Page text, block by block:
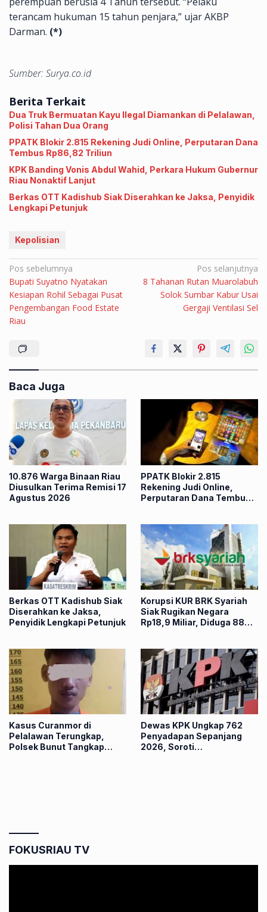
terancam hukuman 15 tahun penjara,” ujar AKBP
Darman. (*)
Sumber: Surya.co.id
Berita Terkait
Dua Truk Bermuatan Kayu Ilegal Diamankan di Pelalawan,
Polisi Tahan Dua Orang
PPATK Blokir 2.815 Rekening Judi Online, Perputaran Dana
Tembus Rp86,82 Triliun
KPK Banding Vonis Abdul Wahid, Perkara Hukum Gubernur
Riau Nonaktif Lanjut
Berkas OTT Kadishub Siak Diserahkan ke Jaksa, Penyidik
Lengkapi Petunjuk
Kepolisian
Navigasi
pos
Pos sebelumnya
Bupati Suyatno Nyatakan
Kesiapan Rohil Sebagai Pusat
Pengembangan Food Estate
Riau
Pos selanjutnya
8 Tahanan Rutan Muarolabuh
Solok Sumbar Kabur Usai
Gergaji Ventilasi Sel
Baca Juga
10.876 Warga Binaan Riau
Diusulkan Terima Remisi 17
Agustus 2026
PPATK Blokir 2.815
Rekening Judi Online,
Perputaran Dana Tembus
Berkas OTT Kadishub Siak
Diserahkan ke Jaksa,
Penyidik Lengkapi Petunjuk
Korupsi KUR BRK Syariah
Siak Rugikan Negara
Rp18,9 Miliar, Diduga 88
Kasus Curanmor di
Pelalawan Terungkap,
Polsek Bunut Tangkap
Dewas KPK Ungkap 762
Penyadapan Sepanjang
2026, Soroti
FOKUSRIAU TV